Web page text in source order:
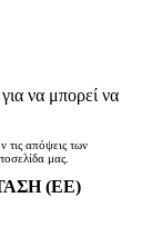
για να μπορεί να
τις απόψεις των
μας.
(ΕΕ)